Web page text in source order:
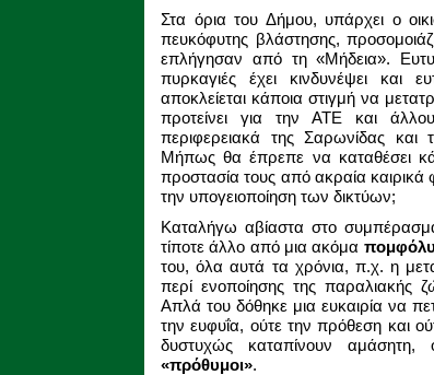
Στα όρια του Δήμου, υπάρχει ο
πευκόφυτης βλάστησης,
επλήγησαν από τη «Μήδεια».
πυρκαγιές έχει κινδυνέψει και
αποκλείεται κάποια στιγμή να
προτείνει για την ΑΤΕ και
περιφερειακά της Σαρωνίδας
Μήπως θα έπρεπε να καταθέσει
προστασία τους από ακραία καιρικά
την υπογειοποίηση των δικτύων;
Καταλήγω αβίαστα στο
τίποτε άλλο από μια ακόμα
του, όλα αυτά τα χρόνια, π.χ. η
περί ενοποίησης της
Απλά του δόθηκε μια ευκαιρία να
την ευφυΐα, ούτε την πρόθεση και
δυστυχώς καταπίνουν
«πρόθυμοι».